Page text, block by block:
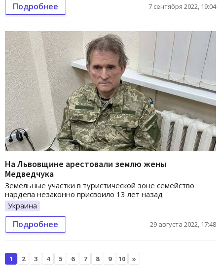
Подробнее 7 сентября 2022, 19:04
На Львовщине арестовали землю жены
Медведчука
Земельные участки в туристической зоне семейство
нардепа незаконно присвоило 13 лет назад
Украина
Подробнее 29 августа 2022, 17:48
1 2 3 4 5 6 7 8 9 10 »